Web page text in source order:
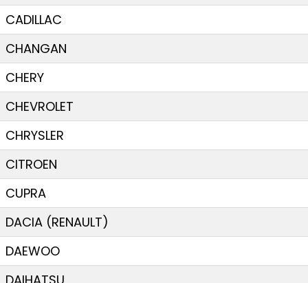
CADILLAC
CHANGAN
CHERY
CHEVROLET
CHRYSLER
CITROEN
CUPRA
DACIA (RENAULT)
DAEWOO